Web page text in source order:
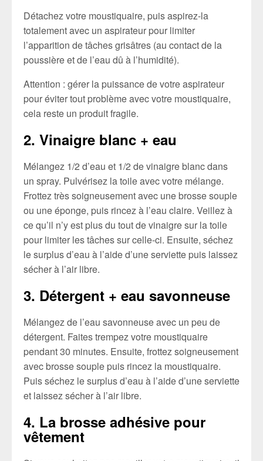
Détachez votre moustiquaire, puis aspirez-la
totalement avec un aspirateur pour limiter
l’apparition de tâches grisâtres (au contact de la
poussière et de l’eau dû à l’humidité).
Attention : gérer la puissance de votre aspirateur
pour éviter tout problème avec votre moustiquaire,
cela reste un produit fragile.
2. Vinaigre blanc + eau
Mélangez 1/2 d’eau et 1/2 de vinaigre blanc dans
un spray. Pulvérisez la toile avec votre mélange.
Frottez très soigneusement avec une brosse souple
ou une éponge, puis rincez à l’eau claire. Veillez à
ce qu’il n’y est plus du tout de vinaigre sur la toile
pour limiter les tâches sur celle-ci. Ensuite, séchez
le surplus d’eau à l’aide d’une serviette puis laissez
sécher à l’air libre.
3. Détergent + eau savonneuse
Mélangez de l’eau savonneuse avec un peu de
détergent. Faites trempez votre moustiquaire
pendant 30 minutes. Ensuite, frottez soigneusement
avec brosse souple puis rincez la moustiquaire.
Puis séchez le surplus d’eau à l’aide d’une serviette
et laissez sécher à l’air libre.
4. La brosse adhésive pour
vêtement